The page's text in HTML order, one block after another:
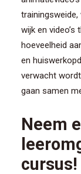
trainingsweide,
wijk en
hoeveelheid
en
verwacht
gaan samen
Neem
cursus!